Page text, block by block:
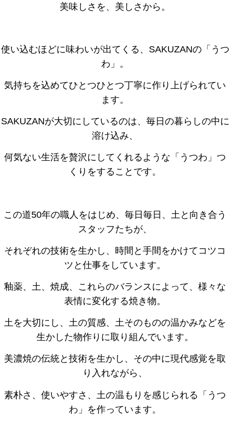
美味しさを、美しさから。
使い込むほどに味わいが出てくる、SAKUZANの「うつ
わ」。
気持ちを込めてひとつひとつ丁寧に作り上げられてい
ます。
SAKUZANが大切にしているのは、毎日の暮らしの中に
溶け込み、
何気ない生活を贅沢にしてくれるような「うつわ」つ
くりをすることです。
この道50年の職人をはじめ、毎日毎日、土と向き合う
スタッフたちが、
それぞれの技術を生かし、時間と手間をかけてコツコ
ツと仕事をしています。
釉薬、土、焼成、これらのバランスによって、様々な
表情に変化する焼き物。
土を大切にし、土の質感、土そのものの温かみなどを
生かした物作りに取り組んでいます。
美濃焼の伝統と技術を生かし、その中に現代感覚を取
り入れながら、
素朴さ、使いやすさ、土の温もりを感じられる「うつ
わ」を作っています。